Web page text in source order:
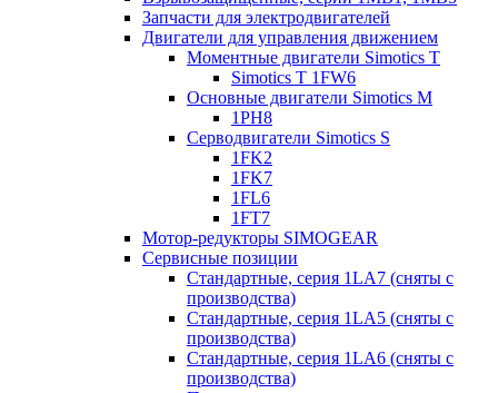
Запчасти для электродвигателей
Двигатели для управления движением
Моментные двигатели Simotics T
Simotics T 1FW6
Основные двигатели Simotics M
1PH8
Серводвигатели Simotics S
1FK2
1FK7
1FL6
1FT7
Мотор-редукторы SIMOGEAR
Сервисные позиции
Стандартные, серия 1LA7 (сняты с
производства)
Стандартные, серия 1LA5 (сняты с
производства)
Стандартные, серия 1LA6 (сняты с
производства)